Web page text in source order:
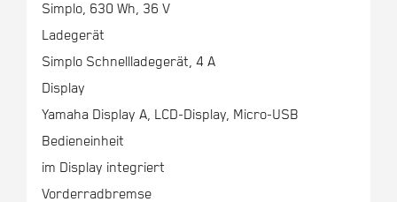
Simplo, 630 Wh, 36 V
Ladegerät
Simplo Schnellladegerät, 4 A
Display
Yamaha Display A, LCD-Display, Micro-USB
Bedieneinheit
im Display integriert
Vorderradbremse